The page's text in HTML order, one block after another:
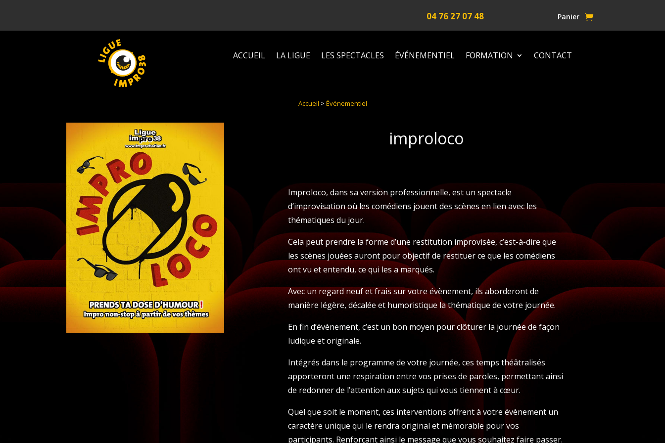
04 76 27 07 48 Panier
ACCUEIL LA LIGUE LES SPECTACLES ÉVÉNEMENTIEL FORMATION CONTACT
Accueil > Événementiel
improloco
Improloco, dans sa version professionnelle, est un spectacle
d’improvisation où les comédiens jouent des scènes en lien avec les
thématiques du jour.
Cela peut prendre la forme d’une restitution improvisée, c’est-à-dire que
les scènes jouées auront pour objectif de restituer ce que les comédiens
ont vu et entendu, ce qui les a marqués.
Avec un regard neuf et frais sur votre évènement, ils aborderont de
manière légère, décalée et humoristique la thématique de votre journée.
En fin d’évènement, c’est un bon moyen pour clôturer la journée de façon
ludique et originale.
Intégrés dans le programme de votre journée, ces temps théâtralisés
apporteront une respiration entre vos prises de paroles, permettant ainsi
de redonner de l’attention aux sujets qui vous tiennent à cœur.
Quel que soit le moment, ces interventions offrent à votre évènement un
caractère unique qui le rendra original et mémorable pour vos
participants. Renforçant ainsi le message que vous souhaitez faire passer.